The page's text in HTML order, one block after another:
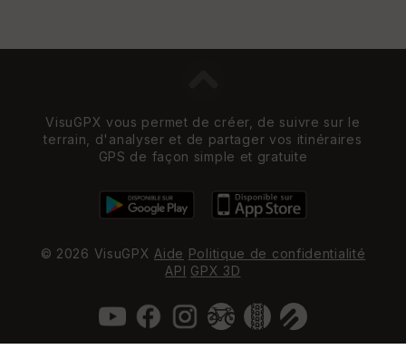
VisuGPX vous permet de créer, de suivre sur le
terrain, d'analyser et de partager vos itinéraires
GPS de façon simple et gratuite
© 2026 VisuGPX Aide Politique de confidentialité
API GPX 3D